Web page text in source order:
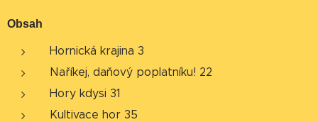
Obsah
Hornická krajina 3
Naříkej, daňový poplatníku! 22
Hory kdysi 31
Kultivace hor 35